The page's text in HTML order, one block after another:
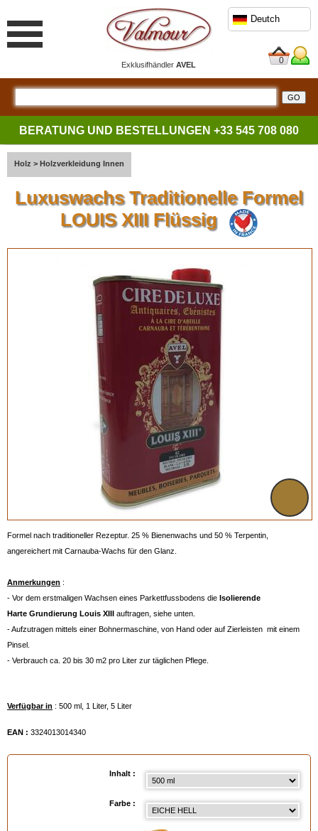
ExklusifhändlerAVEL
Deutch
0
BERATUNG UND BESTELLUNGEN +33 545 708 080
Holz > Holzverkleidung Innen
Luxuswachs Traditionelle Formel
LOUIS XIII Flüssig
Formel nach traditioneller Rezeptur. 25 % Bienenwachs und 50 % Terpentin,
angereichert mit Carnauba-Wachs für den Glanz.
Anmerkungen :
- Vor dem erstmaligen Wachsen eines Parkettfussbodens die Isolierende
Harte Grundierung Louis XIII auftragen, siehe unten.
- Aufzutragen mittels einer Bohnermaschine, von Hand oder auf Zierleisten mit einem
Pinsel.
- Verbrauch ca. 20 bis 30 m2 pro Liter zur täglichen Pflege.
Verfügbar in : 500 ml, 1 Liter, 5 Liter
EAN : 3324013014340
Inhalt :
Farbe :